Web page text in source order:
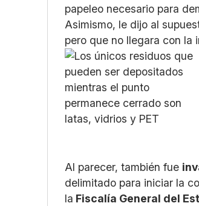
papeleo necesario para
Asimismo, le dijo al
pero que no llegara con la
Al parecer, también fue
delimitado para iniciar la
la Fiscalía General del